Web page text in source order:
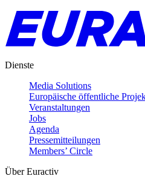
Dienste
Media Solutions
Europäische öffentliche
Veranstaltungen
Jobs
Agenda
Pressemitteilungen
Members’ Circle
Über Euractiv